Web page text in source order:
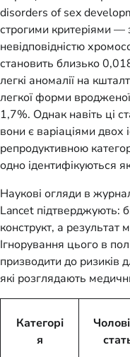
disorders of sex
строгими критеріями —
невідповідністю
становить близько
легкі аномалії на
легкої форми вродженої
1,7%. Однак навіть ці
вони є варіаціями
репродуктивною
одно ідентифікуються
Наукові огляди в
Lancet підтверджують:
конструкт, а результат
Ігнорування цього в
призводити до ризиків
які розглядають
Категорі
я